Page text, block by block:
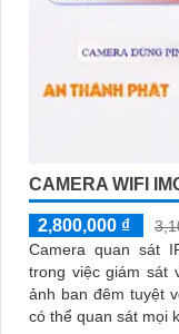
CAMERA WIFI
2,800,000 ₫
Camera quan sát
trong việc giám sát và bảo vệ
ảnh ban đêm tuyệt
có thể quan sát mọi